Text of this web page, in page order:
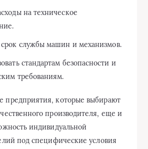
на техническое
срок службы машин и механизмов.
стандартам безопасности и
требованиям.
которые выбирают
производителя, еще и
индивидуальной
под специфические условия